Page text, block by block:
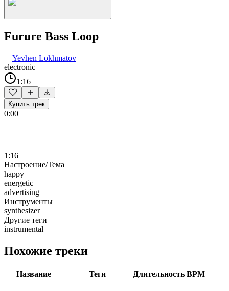
Furure Bass Loop
—Yevhen Lokhmatov
electronic
1:16
Купить трек
0:00
1:16
Настроение/Тема
happy
energetic
advertising
Инструменты
synthesizer
Другие теги
instrumental
Похожие треки
Название Теги Длительность BPM